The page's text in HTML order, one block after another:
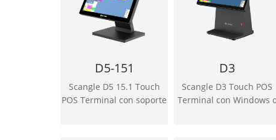
D5-151
Scangle D5 15.1 Touch
POS Terminal con soporte
D3
Scangle D3 Touch POS
Terminal con Windows